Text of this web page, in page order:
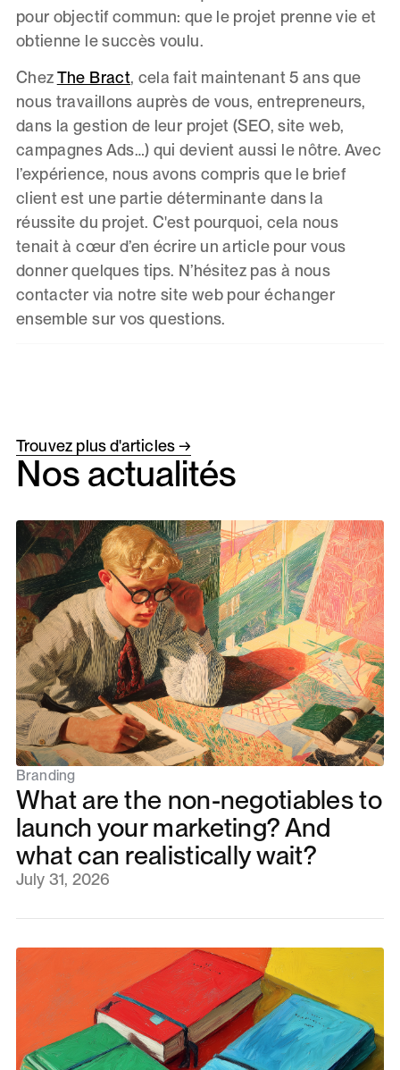
pour objectif commun: que le projet prenne vie et
obtienne le succès voulu.
ChezThe Bract, cela fait maintenant 5 ans que
nous travaillons auprès de vous, entrepreneurs,
dans la gestion de leur projet (SEO, site web,
campagnes Ads…) qui devient aussi le nôtre. Avec
l’expérience, nous avons compris que le brief
client est une partie déterminante dans la
réussite du projet. C'est pourquoi, cela nous
tenait à cœur d’en écrire un article pour vous
donner quelques tips. N’hésitez pas à nous
contacter via notre site web pour échanger
ensemble sur vos questions.
Trouvez plus d'articles →
Nos actualités
Branding
What are the non-negotiables to
launch your marketing? And
what can realistically wait?
July 31, 2026